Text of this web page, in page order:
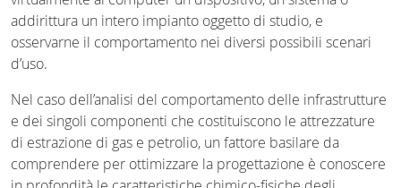
addirittura un intero impianto oggetto di studio, e
osservarne il comportamento nei diversi possibili scenari
d’uso.
Nel caso dell’analisi del comportamento delle infrastrutture
e dei singoli componenti che costituiscono le attrezzature
di estrazione di gas e petrolio, un fattore basilare da
comprendere per ottimizzare la progettazione è conoscere